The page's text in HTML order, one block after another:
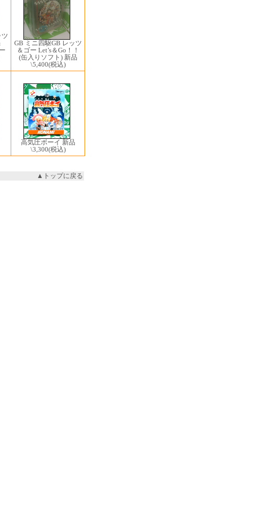
ツ
GB ミニ四駆GB レッツ
＆ゴー Let’s＆Go！！
(缶入りソフト) 新品
\5,400(税込)
高気圧ボーイ 新品
\3,300(税込)
▲トップに戻る